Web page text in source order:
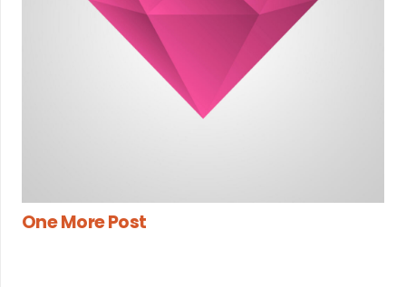
One More Post